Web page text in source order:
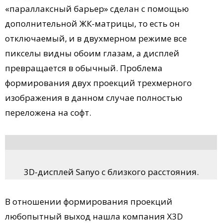
«параллаксный барьер» сделан с помощью
дополнительной ЖК-матрицы, то есть он
отключаемый, и в двухмерном режиме все
пикселы видны обоим глазам, а дисплей
превращается в обычный. Проблема
формирования двух проекций трехмерного
изображения в данном случае полностью
переложена на софт.
3D-дисплей Sanyo с близкого расстояния.
В отношении формирования проекций
любопытный выход нашла компания X3D